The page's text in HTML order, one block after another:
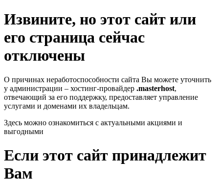
Извините, но этот сайт или
его страница сейчас
отключены
О причинах неработоспособности сайта Вы можете уточнить
у администрации – хостинг-провайдер .masterhost,
отвечающий за его поддержку, предоставляет управление
услугами и доменами их владельцам.
Здесь можно ознакомиться с актуальными акциями и
выгодными
Если этот сайт принадлежит
Вам